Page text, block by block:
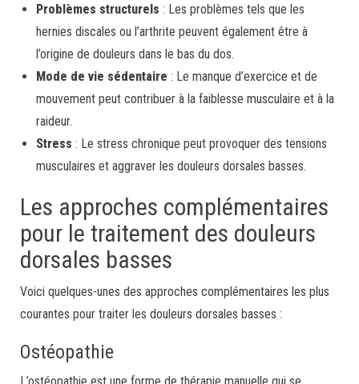
Problèmes structurels : Les problèmes tels que les
hernies discales ou l’arthrite peuvent également être à
l’origine de douleurs dans le bas du dos.
Mode de vie sédentaire : Le manque d’exercice et de
mouvement peut contribuer à la faiblesse musculaire et à la
raideur.
Stress : Le stress chronique peut provoquer des tensions
musculaires et aggraver les douleurs dorsales basses.
Les approches complémentaires
pour le traitement des douleurs
dorsales basses
Voici quelques-unes des approches complémentaires les plus
courantes pour traiter les douleurs dorsales basses :
Ostéopathie